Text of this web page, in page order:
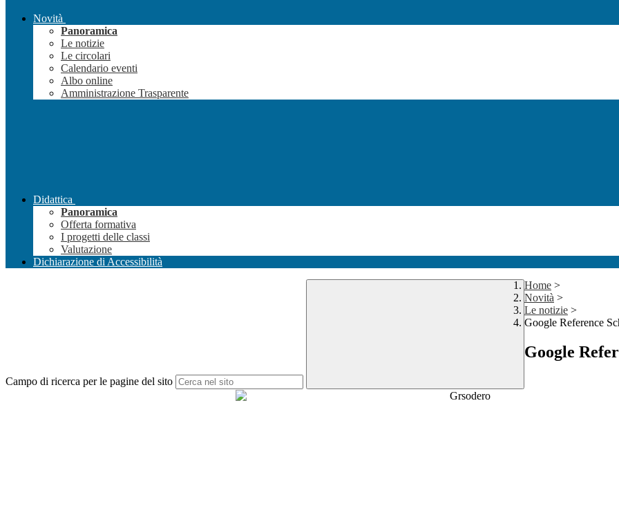
Novità
Panoramica
Le notizie
Le circolari
Calendario eventi
Albo online
Amministrazione Trasparente
Didattica
Panoramica
Offerta formativa
I progetti delle classi
Valutazione
Dichiarazione di Accessibilità
Campo di ricerca per le pagine del sito
Home >
Novità >
Le notizie >
Google Reference
Google